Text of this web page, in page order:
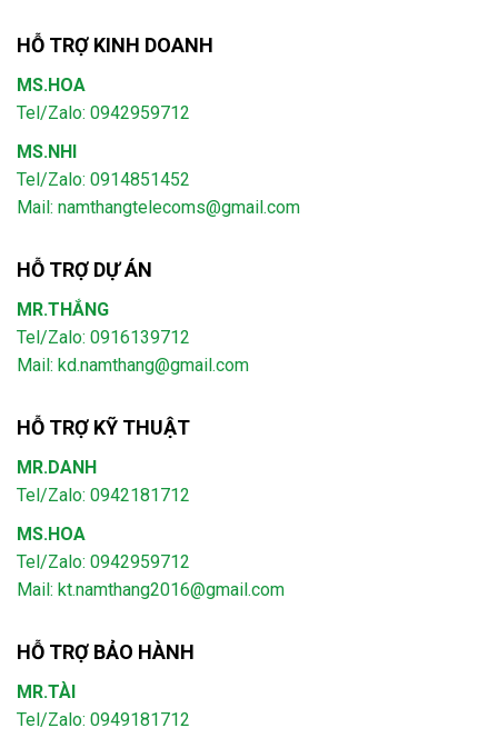
HỖ TRỢ KINH DOANH
MS.HOA
Tel/Zalo: 0942959712
MS.NHI
Tel/Zalo: 0914851452
Mail: namthangtelecoms@gmail.com
HỖ TRỢ DỰ ÁN
MR.THẮNG
Tel/Zalo: 0916139712
Mail: kd.namthang@gmail.com
HỖ TRỢ KỸ THUẬT
MR.DANH
Tel/Zalo: 0942181712
MS.HOA
Tel/Zalo: 0942959712
Mail: kt.namthang2016@gmail.com
HỖ TRỢ BẢO HÀNH
MR.TÀI
Tel/Zalo: 0949181712